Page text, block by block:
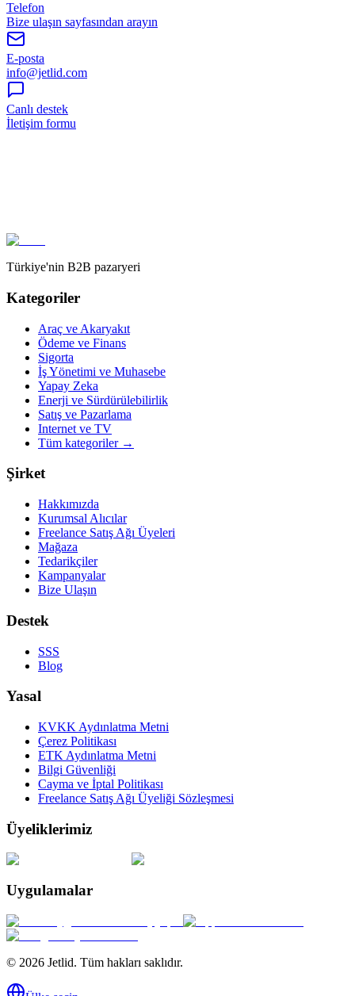
Telefon
Bize ulaşın sayfasından arayın
E-posta
info@jetlid.com
Canlı destek
İletişim formu
Türkiye'nin B2B pazaryeri
Kategoriler
Araç ve Akaryakıt
Ödeme ve Finans
Sigorta
İş Yönetimi ve Muhasebe
Yapay Zeka
Enerji ve Sürdürülebilirlik
Satış ve Pazarlama
Internet ve TV
Tüm kategoriler→
Şirket
Hakkımızda
Kurumsal Alıcılar
Freelance Satış Ağı Üyeleri
Mağaza
Tedarikçiler
Kampanyalar
Bize Ulaşın
Destek
SSS
Blog
Yasal
KVKK Aydınlatma Metni
Çerez Politikası
ETK Aydınlatma Metni
Bilgi Güvenliği
Cayma ve İptal Politikası
Freelance Satış Ağı Üyeliği Sözleşmesi
Üyeliklerimiz
Uygulamalar
© 2026 Jetlid. Tüm hakları saklıdır.